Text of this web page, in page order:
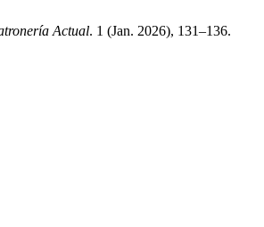
Actual. 1 (Jan. 2026), 131–136.